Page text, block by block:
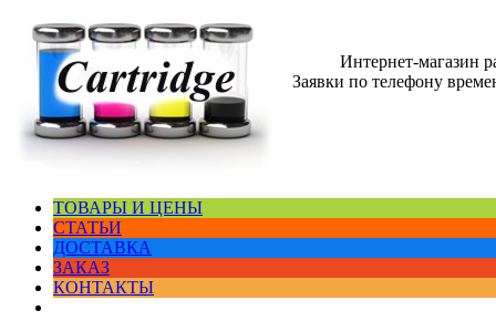
Интернет-магазин
Заявки по телефону
ТОВАРЫ И ЦЕНЫ
СТАТЬИ
ДОСТАВКА
ЗАКАЗ
КОНТАКТЫ